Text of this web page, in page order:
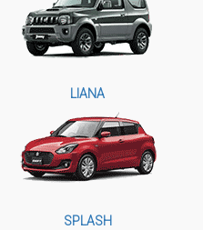
LIANA
SPLASH